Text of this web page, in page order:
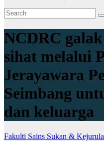
NCDRC
sihat melalui
Jerayawara
Seimbang
dan keluarga
Fakulti Sains Sukan &